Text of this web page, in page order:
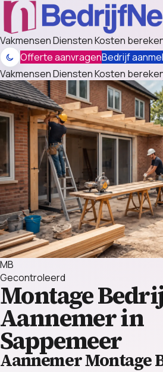
VakmensenDienstenKosten
Offerte aanvragenBedrijf
VakmensenDienstenKosten
MB
Gecontroleerd
Montage
Aannemer in
Sappemeer
Aannemer Montage